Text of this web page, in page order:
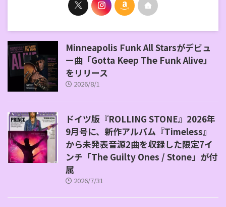
Minneapolis Funk All Starsがデビュ
ー曲「Gotta Keep The Funk Alive」
をリリース
2026/8/1
ドイツ版『ROLLING STONE』2026年
9月号に、新作アルバム『Timeless』
から未発表音源2曲を収録した限定7イ
ンチ「The Guilty Ones / Stone」が付
属
2026/7/31